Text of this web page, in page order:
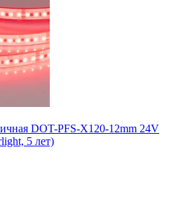
DOT-PFS-X120-12mm 24V
5 лет)